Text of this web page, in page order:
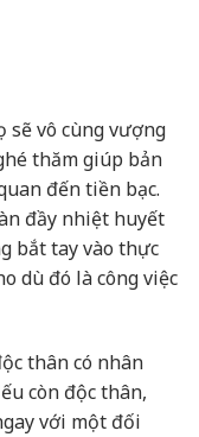
vô cùng vượng
thăm giúp bản
đến tiền bạc.
đầy nhiệt huyết
bắt tay vào thực
dù đó là công việc
thân có nhân
còn độc thân,
với một đối